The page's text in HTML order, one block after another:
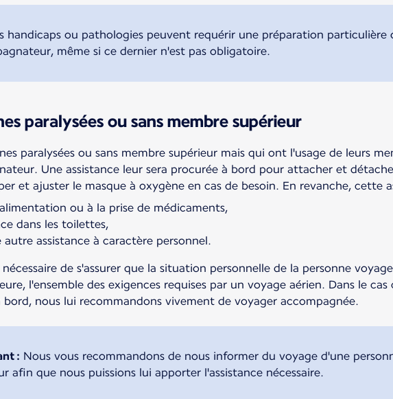
handicaps ou pathologies peuvent requérir une préparation particulière
même si ce dernier n'est pas obligatoire.
paralysées ou sans membre supérieur
paralysées ou sans membre supérieur mais qui ont l'usage de leurs
Une assistance leur sera procurée à bord pour attacher et
et ajuster le masque à oxygène en cas de besoin. En revanche, cette
ou à la prise de médicaments,
dans les toilettes,
assistance à caractère personnel.
de s'assurer que la situation personnelle de la personne
l'ensemble des exigences requises par un voyage aérien. Dans le
nous lui recommandons vivement de voyager accompagnée.
: Nous vous recommandons de nous informer du voyage d'une
afin que nous puissions lui apporter l'assistance nécessaire.